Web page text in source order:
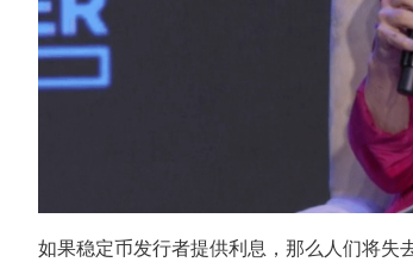
如果稳定币发行者提供利息，那么人们将失